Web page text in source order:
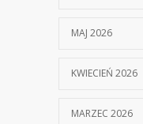
MAJ 2026
KWIECIEŃ 2026
MARZEC 2026